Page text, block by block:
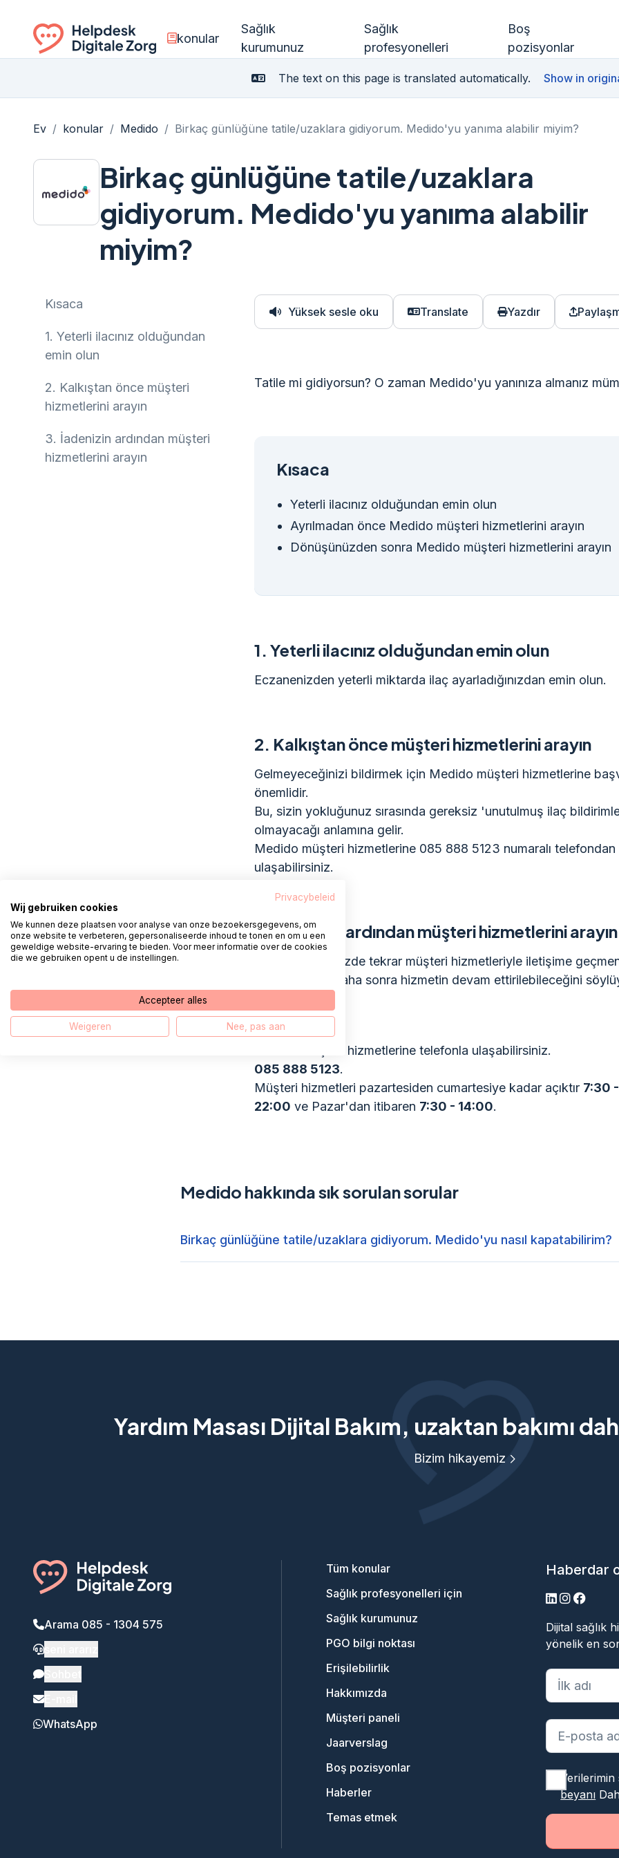
Ga naar de homepagina
konular
Sağlık
kurumunuz
Sağlık
profesyonelleri
Boş
pozisyonlar
The text on this page is translated automatically. Show in
Ev / konular / Medido / Birkaç günlüğüne tatile/uzaklara gidiyorum. Medido'yu yanıma alabilir miyim?
Birkaç günlüğüne tatile/uzaklara
gidiyorum. Medido'yu yanıma alabilir
miyim?
Kısaca
1. Yeterli ilacınız olduğundan
emin olun
2. Kalkıştan önce müşteri
hizmetlerini arayın
3. İadenizin ardından müşteri
hizmetlerini arayın
Yüksek sesle oku Translate Yazdır
Tatile mi gidiyorsun? O zaman Medido'yu yanınıza almanız
Kısaca
Yeterli ilacınız olduğundan emin olun
Ayrılmadan önce Medido müşteri hizmetlerini arayın
Dönüşünüzden sonra Medido müşteri hizmetlerini arayın
1. Yeterli ilacınız olduğundan emin olun
Eczanenizden yeterli miktarda ilaç ayarladığınızdan emin olun.
2. Kalkıştan önce müşteri hizmetlerini arayın
Gelmeyeceğinizi bildirmek için Medido müşteri hizmetlerine
önemlidir.
Bu, sizin yokluğunuz sırasında gereksiz 'unutulmuş ilaç
olmayacağı anlamına gelir.
Medido müşteri hizmetlerine 085 888 5123 numaralı
ulaşabilirsiniz.
3.İadenizin ardından müşteri hizmetlerini arayın
Eve döndüğünüzde tekrar müşteri hizmetleriyle iletişime
gerekecektir. Daha sonra hizmetin devam ettirilebileceğini
Medido müşteri hizmetlerine telefonla ulaşabilirsiniz.
085 888 5123.
Müşteri hizmetleri pazartesiden cumartesiye kadar açıktır 7:30 -
22:00 ve Pazar'dan itibaren 7:30 - 14:00.
Medido hakkında sık sorulan sorular
Birkaç günlüğüne tatile/uzaklara gidiyorum. Medido'yu nasıl kapatabilirim?
Yardım Masası Dijital Bakım, uzaktan bakımı
Bizim hikayemiz
Arama 085 - 1304 575
WhatsApp
Tüm konular
Sağlık profesyonelleri için
Sağlık kurumunuz
PGO bilgi noktası
Erişilebilirlik
Hakkımızda
Müşteri paneli
Jaarverslag
Boş pozisyonlar
Haberler
Temas etmek
Haberdar
LinkedIn
Instagram
Dijital sağlık
yönelik en
"*" zorunlu
beyanı
Privacybeleid
Wij gebruiken cookies
We kunnen deze plaatsen voor analyse van onze bezoekersgegevens, om
onze website te verbeteren, gepersonaliseerde inhoud te tonen en om u een
geweldige website-ervaring te bieden. Voor meer informatie over de cookies
die we gebruiken opent u de instellingen.
Accepteer alles
Weigeren Nee, pas aan